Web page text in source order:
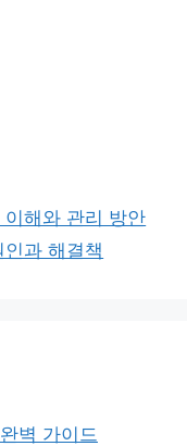
해와 관리 방안
과 해결책
벽 가이드